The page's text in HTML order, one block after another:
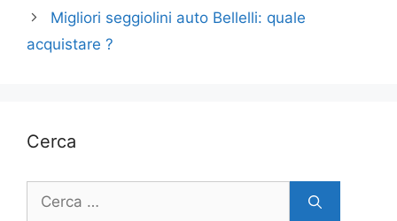
Migliori seggiolini auto Bellelli: quale
acquistare ?
Cerca
Ricerca